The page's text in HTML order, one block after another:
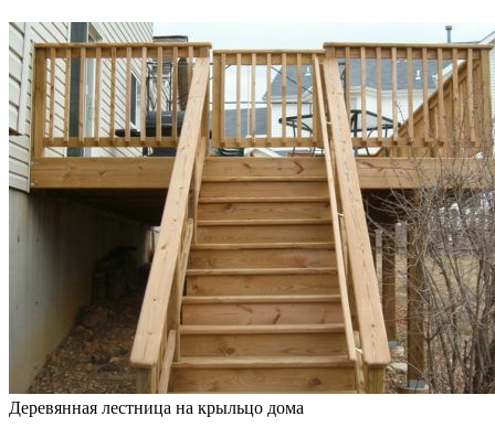
Деревянная лестница на крыльцо дома